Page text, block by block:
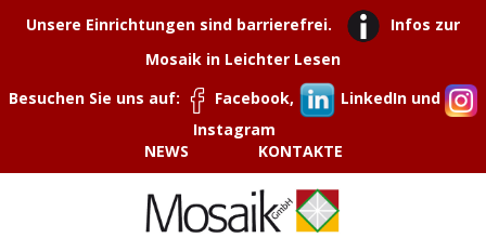
Unsere Einrichtungen sind barrierefrei.
Infos zur
Mosaik in Leichter Lesen
Besuchen Sie uns auf:
Facebook,
LinkedIn und
Instagram
NEWS
KONTAKTE